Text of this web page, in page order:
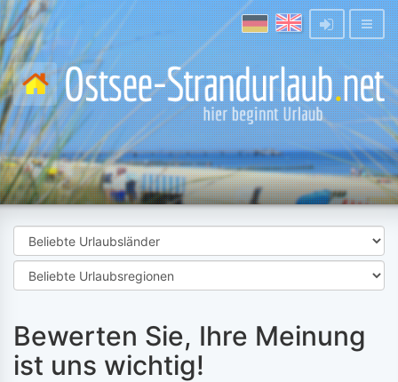
Bewerten Sie, Ihre Meinung
ist uns wichtig!